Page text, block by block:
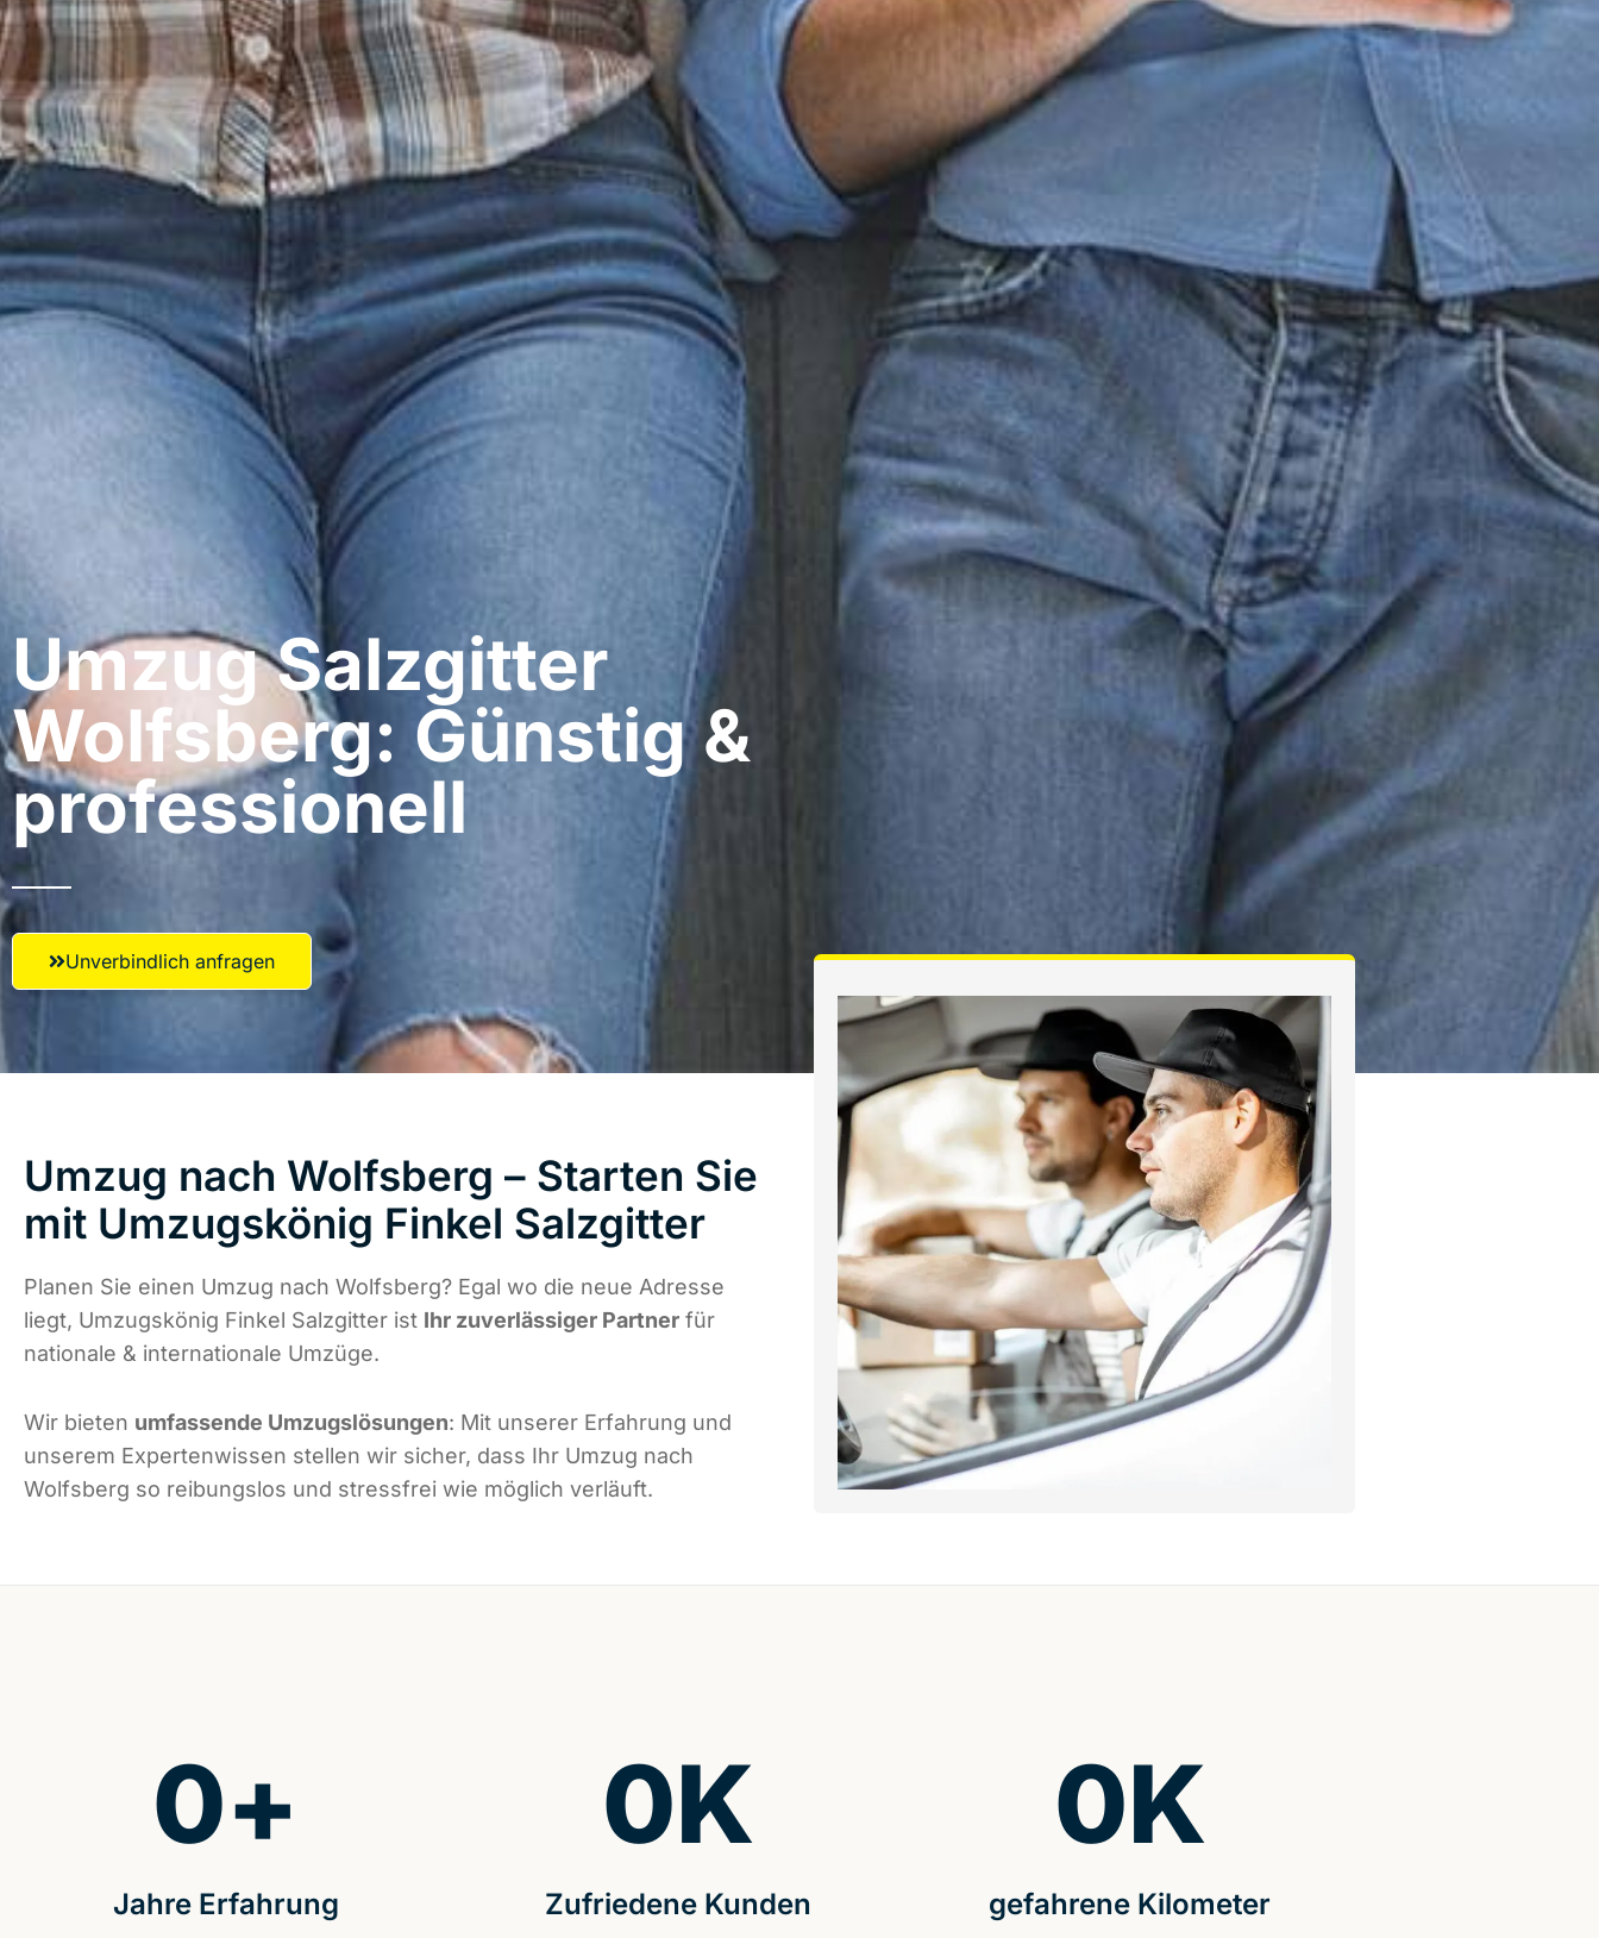
Umzug Salzgitter​
Wolfsberg: Günstig &
professionell​
Unverbindlich anfragen
Umzug nach Wolfsberg – Starten Sie
mit Umzugskönig Finkel Salzgitter
Planen Sie einen Umzug nach Wolfsberg? Egal wo die neue Adresse
liegt, Umzugskönig Finkel Salzgitter ist Ihr zuverlässiger Partner für
nationale & internationale Umzüge.
Wir bieten umfassende Umzugslösungen: Mit unserer Erfahrung und
unserem Expertenwissen stellen wir sicher, dass Ihr Umzug nach
Wolfsberg so reibungslos und stressfrei wie möglich verläuft.
Jahre Erfahrung
0+
Zufriedene Kunden
0K
gefahrene Kilometer
0K